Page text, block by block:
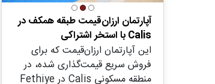
آپارتمان ارزان‌قیمت طبقه همکف در
Calis با استخر اشتراکی
این آپارتمان ارزان‌قیمت که برای
فروش سریع قیمت‌گذاری شده، در
منطقه مسکونی Calis در Fethiye